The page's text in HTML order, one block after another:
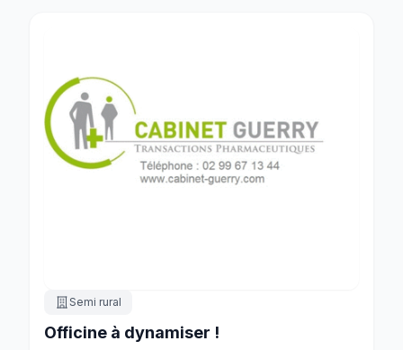
Semi rural
Officine à dynamiser !